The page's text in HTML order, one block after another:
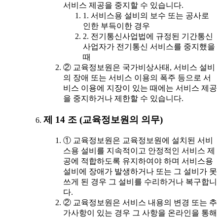
서비스 제공을 중지할 수 있습니다.
1. 서비스용 설비의 보수 또는 공사로
인한 부득이한 경우
2. 전기통신사업법에 규정된 기간통신
사업자가 전기통신 서비스를 중지했을
때
② 교육정보원은 국가비상사태, 서비스 설비
의 장애 또는 서비스 이용의 폭주 등으로 서
비스 이용에 지장이 있는 때에는 서비스 제공
을 중지하거나 제한할 수 있습니다.
제 14 조 (교육정보원의 의무)
① 교육정보원은 교육정보원에 설치된 서비
스용 설비를 지속적이고 안정적인 서비스 제
공에 적합하도록 유지하여야 하며 서비스용
설비에 장애가 발생하거나 또는 그 설비가 못
쓰게 된 경우 그 설비를 수리하거나 복구합니
다.
② 교육정보원은 서비스 내용의 변경 또는 추
가사항이 있는 경우 그 사항을 온라인을 통해